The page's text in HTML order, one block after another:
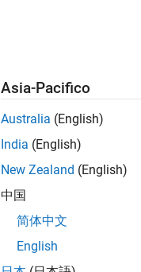
Asia-Pacifico
Australia (English)
India (English)
New Zealand (English)
中国
简体中文
English